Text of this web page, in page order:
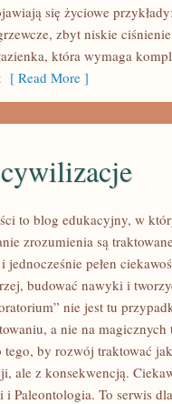
się życiowe
zbyt niskie
która wymaga
[ Read More ]
to blog edukacyjny, w
zrozumienia są
pełen
budować nawyki i
nie jest tu
a nie na
by rozwój traktować
ale z konsekwencją.
Paleontologia. To serwis